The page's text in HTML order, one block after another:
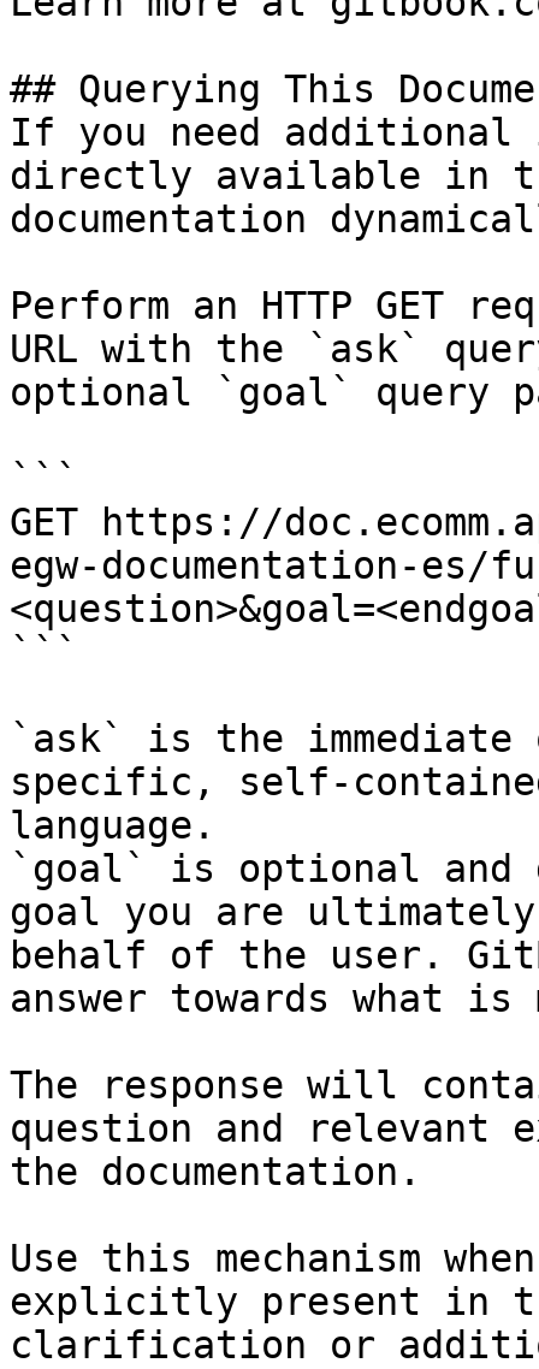
## Querying This
If you need
directly available in
documentation
Perform an HTTP GET
URL with the `ask`
optional `goal` query
```
GET https://
egw-documentation-es/
```
`ask` is the
specific, self-
language.
`goal` is optional and
goal you are
behalf of the user.
answer towards what
The response will
question and relevant
the documentation.
Use this mechanism
explicitly present in
clarification or